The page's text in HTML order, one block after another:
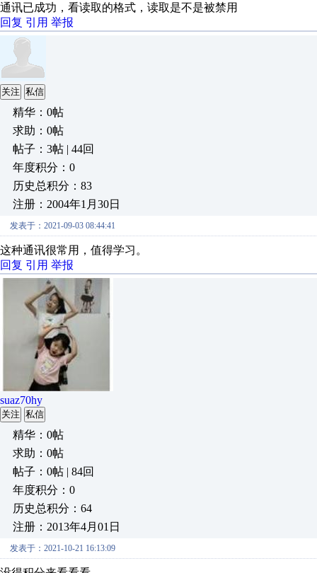
通讯已成功，看读取的格式，读取是不是被禁用
回复 引用 举报
关注 私信
精华：0帖
求助：0帖
帖子：3帖 | 44回
年度积分：0
历史总积分：83
注册：2004年1月30日
发表于：2021-09-03 08:44:41
这种通讯很常用，值得学习。
回复 引用 举报
suaz70hy
关注 私信
精华：0帖
求助：0帖
帖子：0帖 | 84回
年度积分：0
历史总积分：64
注册：2013年4月01日
发表于：2021-10-21 16:13:09